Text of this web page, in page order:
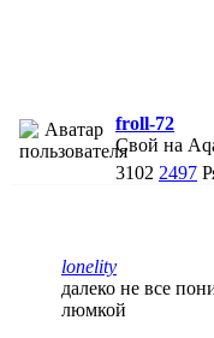
froll-72
Свой на
3102 2497
lonelity
далеко не все
люмкой